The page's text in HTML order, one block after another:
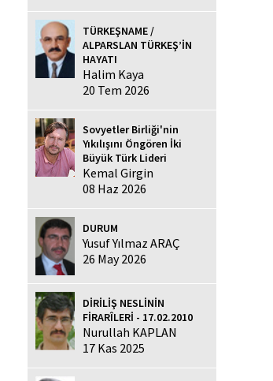
TÜRKEŞNAME /
ALPARSLAN TÜRKEŞ’İN
HAYATI
Halim Kaya
20 Tem 2026
Sovyetler Birliği'nin
Yıkılışını Öngören İki
Büyük Türk Lideri
Kemal Girgin
08 Haz 2026
DURUM
Yusuf Yılmaz ARAÇ
26 May 2026
DİRİLİŞ NESLİNİN
FİRARÎLERİ - 17.02.2010
Nurullah KAPLAN
17 Kas 2025